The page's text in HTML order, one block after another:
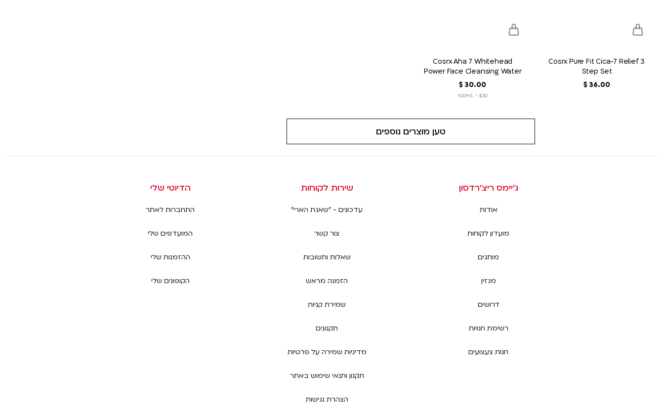
Cosrx Pure Fit Cica-7 Relief 3
Step Set
36.00
‏
$
Cosrx Aha 7 Whitehead
Power Face Cleansing Water
100ml
30.00
‏
$
$30 - 100ML
טען מוצרים נוספים
ג׳יימס ריצ׳רדסון
אודות
מועדון לקוחות
מותגים
מגזין
דרושים
רשימת חנויות
חנות צעצועים
שירות לקוחות
עדכונים - "שאגת הארי"
צור קשר
שאלות ותשובות
הזמנה מראש
שמירת קניות
תקנונים
מדיניות שמירה על פרטיות
תקנון ותנאי שימוש באתר
הצהרת נגישות
הדיוטי שלי
התחברות לאתר
המועדפים שלי
ההזמנות שלי
הקופונים שלי